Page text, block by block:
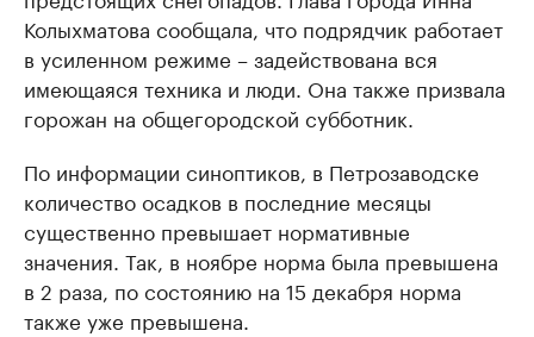
Колыхматова сообщала, что подрядчик работает
в усиленном режиме – задействована вся
имеющаяся техника и люди. Она также призвала
горожан на общегородской субботник.
По информации синоптиков, в Петрозаводске
количество осадков в последние месяцы
существенно превышает нормативные
значения. Так, в ноябре норма была превышена
в 2 раза, по состоянию на 15 декабря норма
также уже превышена.